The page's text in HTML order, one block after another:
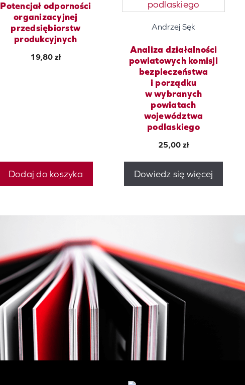
Potencjał odporności
organizacyjnej
przedsiębiorstw
produkcyjnych
19,80 zł
Dodaj do koszyka
Andrzej Sęk
Analiza działalności
powiatowych komisji
bezpieczeństwa
i porządku
w wybranych
powiatach
województwa
podlaskiego
25,00 zł
Dowiedz się więcej